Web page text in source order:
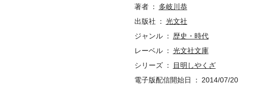
著者
多岐川恭
出版社
光文社
ジャンル
歴史・時代
レーベル
光文社文庫
シリーズ
目明しやくざ
電子版配信開始日
2014/07/20